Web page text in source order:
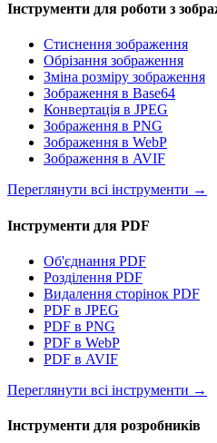
Інструменти для роботи з
Стиснення зображення
Обрізання зображення
Зміна розміру зображення
Зображення в Base64
Конвертація в JPEG
Зображення в PNG
Зображення в WebP
Зображення в AVIF
Переглянути всі інструменти →
Інструменти для PDF
Об'єднання PDF
Розділення PDF
Видалення сторінок PDF
PDF в JPEG
PDF в PNG
PDF в WebP
PDF в AVIF
Переглянути всі інструменти →
Інструменти для розробників